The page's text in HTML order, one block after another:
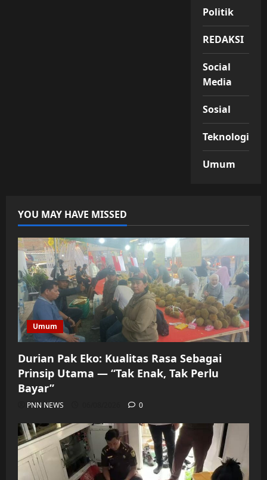
Politik
REDAKSI
Social
Media
Sosial
Teknologi
Umum
YOU MAY HAVE MISSED
Umum
Durian Pak Eko: Kualitas Rasa Sebagai
Prinsip Utama — “Tak Enak, Tak Perlu
Bayar”
PNN NEWS 0